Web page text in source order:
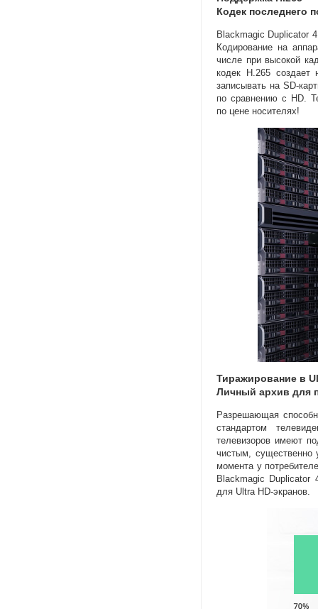
Кодек последнего
Blackmagic Duplicator
Кодирование на
числе при высокой
кодек H.265 создает
записывать на SD-
по сравнению с HD.
по цене носителях!
Тиражирование в
Личный архив для
Разрешающая
стандартом
телевизоров имеют
чистым, существенно
момента у
Blackmagic Duplicator
для Ultra HD-экранов.